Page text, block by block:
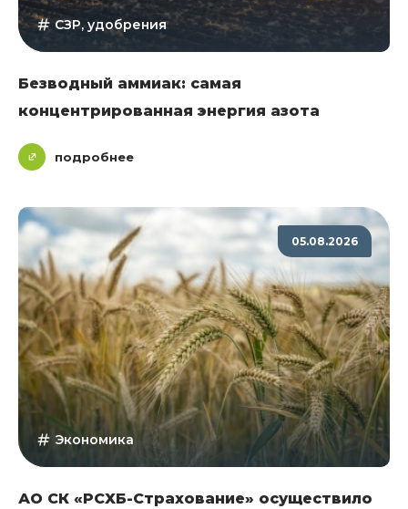
СЗР, удобрения
Безводный аммиак: самая
концентрированная энергия азота
подробнее
05.08.2026
Экономика
АО СК «РСХБ-Страхование» осуществило